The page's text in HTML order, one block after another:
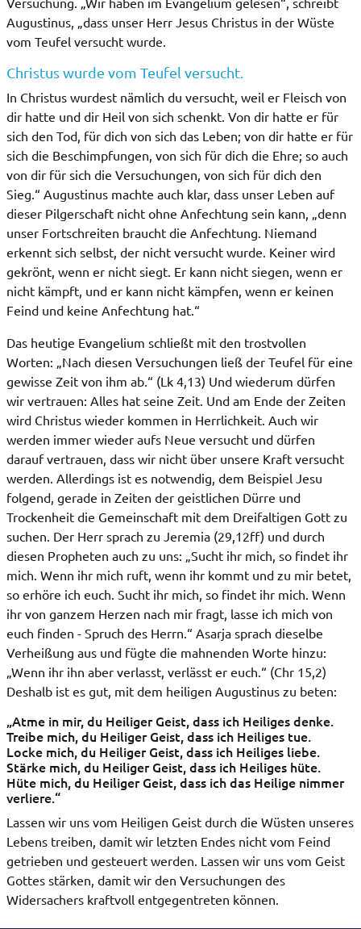
Augustinus, „dass unser Herr Jesus Christus in der Wüste
vom Teufel versucht wurde.
Christus wurde vom Teufel versucht.
In Christus wurdest nämlich du versucht, weil er Fleisch von
dir hatte und dir Heil von sich schenkt. Von dir hatte er für
sich den Tod, für dich von sich das Leben; von dir hatte er für
sich die Beschimpfungen, von sich für dich die Ehre; so auch
von dir für sich die Versuchungen, von sich für dich den
Sieg.“ Augustinus machte auch klar, dass unser Leben auf
dieser Pilgerschaft nicht ohne Anfechtung sein kann, „denn
unser Fortschreiten braucht die Anfechtung. Niemand
erkennt sich selbst, der nicht versucht wurde. Keiner wird
gekrönt, wenn er nicht siegt. Er kann nicht siegen, wenn er
nicht kämpft, und er kann nicht kämpfen, wenn er keinen
Feind und keine Anfechtung hat.“
Das heutige Evangelium schließt mit den trostvollen
Worten: „Nach diesen Versuchungen ließ der Teufel für eine
gewisse Zeit von ihm ab.“ (Lk 4,13) Und wiederum dürfen
wir vertrauen: Alles hat seine Zeit. Und am Ende der Zeiten
wird Christus wieder kommen in Herrlichkeit. Auch wir
werden immer wieder aufs Neue versucht und dürfen
darauf vertrauen, dass wir nicht über unsere Kraft versucht
werden. Allerdings ist es notwendig, dem Beispiel Jesu
folgend, gerade in Zeiten der geistlichen Dürre und
Trockenheit die Gemeinschaft mit dem Dreifaltigen Gott zu
suchen. Der Herr sprach zu Jeremia (29,12ff) und durch
diesen Propheten auch zu uns: „Sucht ihr mich, so findet ihr
mich. Wenn ihr mich ruft, wenn ihr kommt und zu mir betet,
so erhöre ich euch. Sucht ihr mich, so findet ihr mich. Wenn
ihr von ganzem Herzen nach mir fragt, lasse ich mich von
euch finden - Spruch des Herrn.“ Asarja sprach dieselbe
Verheißung aus und fügte die mahnenden Worte hinzu:
„Wenn ihr ihn aber verlasst, verlässt er euch.“ (Chr 15,2)
Deshalb ist es gut, mit dem heiligen Augustinus zu beten:
„Atme in mir, du Heiliger Geist, dass ich Heiliges denke.
Treibe mich, du Heiliger Geist, dass ich Heiliges tue.
Locke mich, du Heiliger Geist, dass ich Heiliges liebe.
Stärke mich, du Heiliger Geist, dass ich Heiliges hüte.
Hüte mich, du Heiliger Geist, dass ich das Heilige nimmer
verliere.“
Lassen wir uns vom Heiligen Geist durch die Wüsten unseres
Lebens treiben, damit wir letzten Endes nicht vom Feind
getrieben und gesteuert werden. Lassen wir uns vom Geist
Gottes stärken, damit wir den Versuchungen des
Widersachers kraftvoll entgegentreten können.